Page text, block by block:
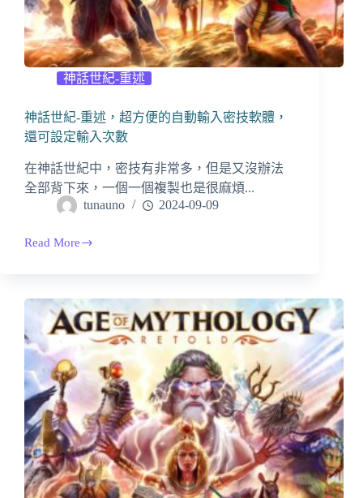
神話世紀-重述
神話世紀-重述，超方便的自動輸入密技軟體，
還可設定輸入次數
在神話世紀中，密技有非常多，但是又沒辦法
全部背下來，一個一個複製也是很麻煩...
tunauno
2024-09-09
Read More
紀-
述，
超
方
便
的
自
動
輸
入
密